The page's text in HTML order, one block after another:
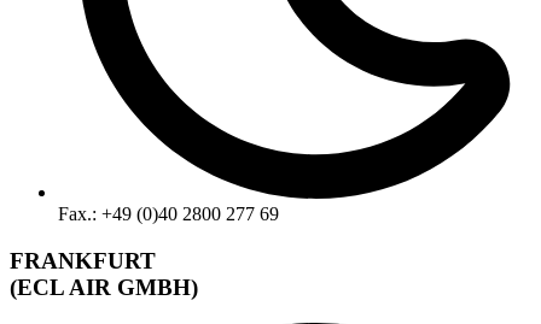
Fax.: +49 (0)40 2800 277 69
FRANKFURT
(ECL AIR GMBH)